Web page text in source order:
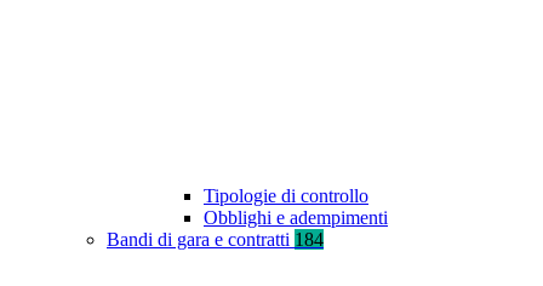
Tipologie di controllo
Obblighi e adempimenti
Bandi di gara e contratti 184